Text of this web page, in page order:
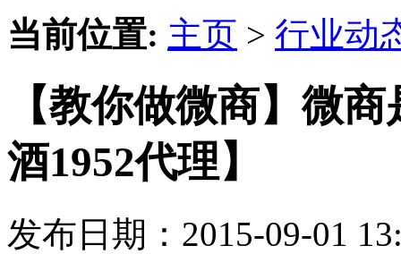
当前位置: 主页 > 行业动
【教你做微商】微
酒1952代理】
发布日期：2015-09-01